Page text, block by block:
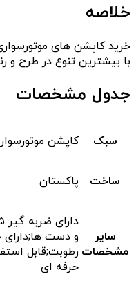
خلاصه
با بیشترین تنوع در طرح و رنگ و 7 روز ضمانت
جدول مشخصات
سبک کاپشن
ساخت پاکستان
سایر
مشخصات
و دست ها;دارای
رطوبت;قابل
حرفه ای